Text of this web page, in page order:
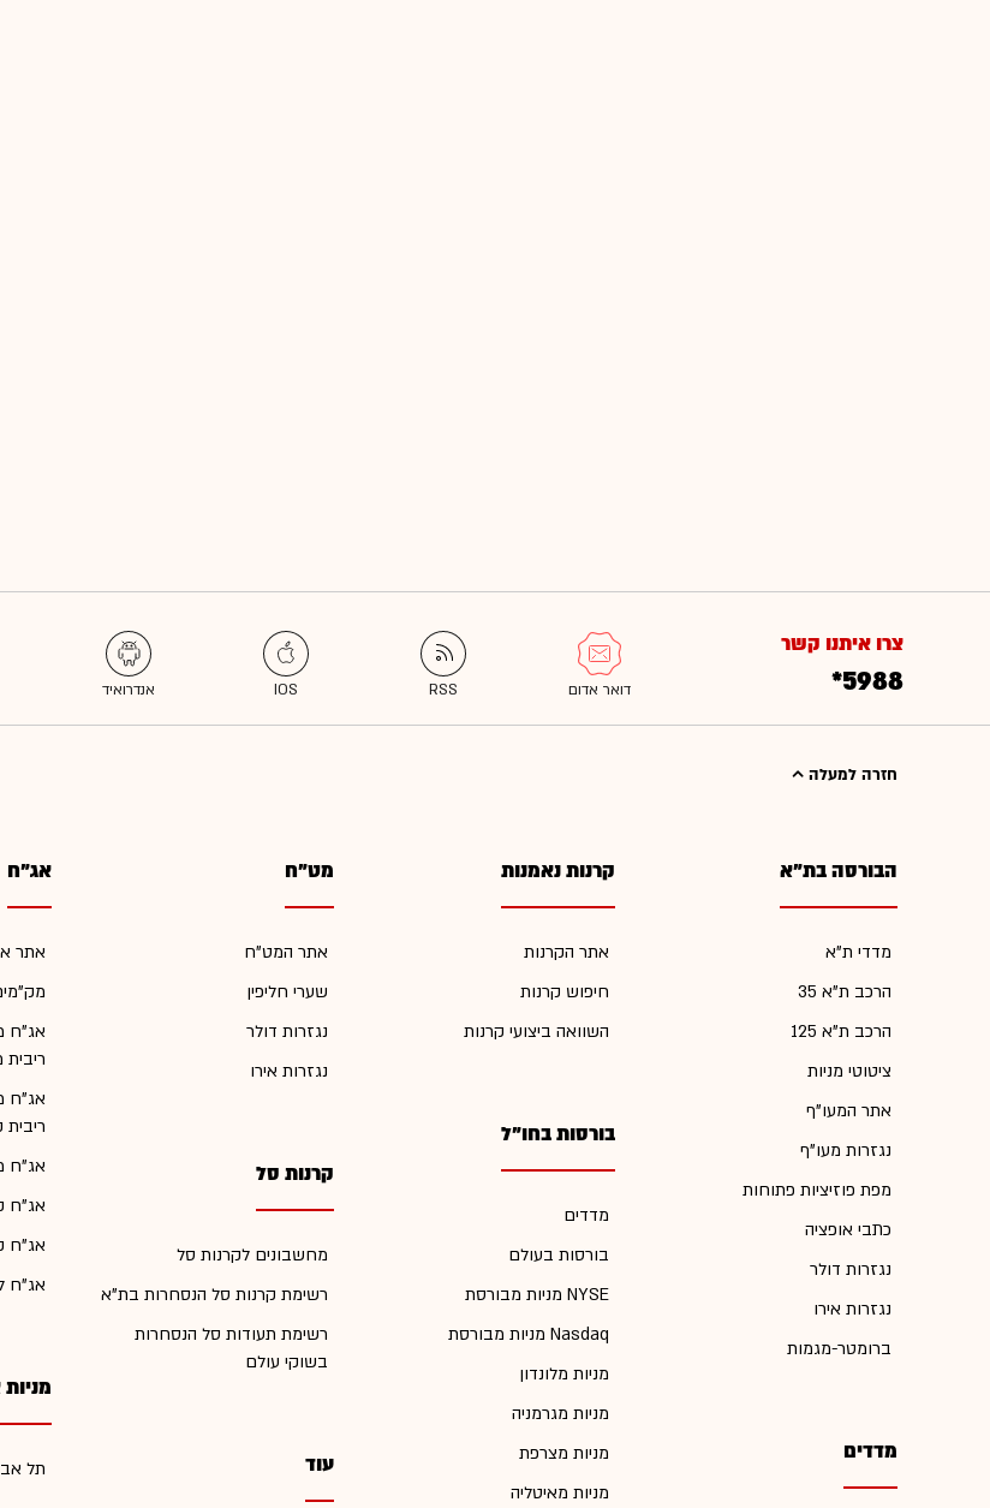
צרו איתנו קשר
*5988
חזרה למעלה
הבורסה בת"א
מדדי ת"א
הרכב ת"א 35
הרכב ת"א 125
ציטוטי מניות
אתר המעו"ף
נגזרות מעו"ף
מפת פוזיציות פתוחות
כתבי אופציה
נגזרות דולר
נגזרות אירו
ברומטר-מגמות
מדדים
קרנות נאמנות
אתר הקרנות
חיפוש קרנות
השוואה ביצועי קרנות
בורסות בחו"ל
מדדים
בורסות בעולם
מניות מבורסת NYSE
מניות מבורסת Nasdaq
מניות מלונדון
מניות מגרמניה
מניות מצרפת
מניות מאיטליה
מט"ח
אתר המט"ח
שערי חליפין
נגזרות דולר
נגזרות אירו
קרנות סל
מחשבונים לקרנות סל
רשימת קרנות סל הנסחרות בת"א
רשימת תעודות סל הנסחרות
בשוקי עולם
עוד
אג"ח
אתר
אג"ח
אג"ח
אג"ח
אג"ח
אג"ח
אג"ח
תל